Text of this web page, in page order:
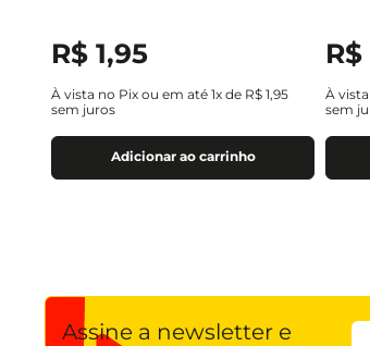
R$ 1,95
À vista no Pix ou em até 1x de R$ 1,95
sem juros
Adicionar ao carrinho
R$
À
sem
Assine a newsletter e